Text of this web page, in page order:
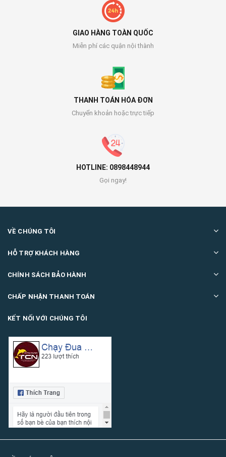
GIAO HÀNG TOÀN QUỐC
Miễn phí các quận nội thành
THANH TOÁN HÓA ĐƠN
Chuyển khoản hoặc trực tiếp
HOTLINE: 0898448944
Gọi ngay!
VỀ CHÚNG TÔI
HỖ TRỢ KHÁCH HÀNG
CHÍNH SÁCH BẢO HÀNH
CHẤP NHẬN THANH TOÁN
KẾT NỐI VỚI CHÚNG TÔI